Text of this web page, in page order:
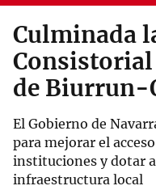
Culminada
Consistorial
de Biurrun-
El Gobierno de
para mejorar el
instituciones y dotar
infraestructura local